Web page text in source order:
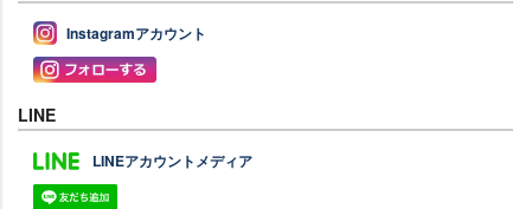
Instagramアカウント
LINE
LINEアカウントメディア